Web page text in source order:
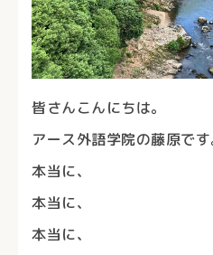
皆さんこんにちは。
アース外語学院の藤原です
本当に、
本当に、
本当に、